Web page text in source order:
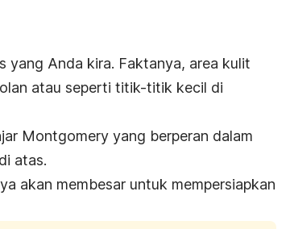
yang Anda kira. Faktanya, area kulit
atau seperti titik-titik kecil di
Montgomery yang berperan dalam
atas.
akan membesar untuk mempersiapkan